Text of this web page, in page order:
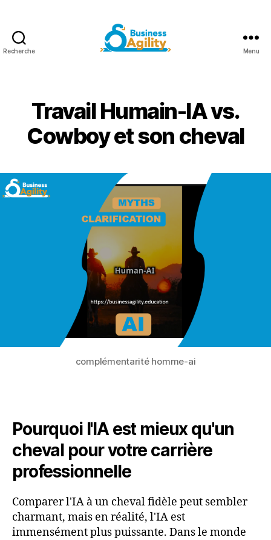
Recherche Menu
Travail Humain-IA vs.
Cowboy et son cheval
complémentarité homme-ai
Pourquoi l'IA est mieux qu'un
cheval pour votre carrière
professionnelle
Comparer l'IA à un cheval fidèle peut sembler
charmant, mais en réalité, l'IA est
immensément plus puissante. Dans le monde